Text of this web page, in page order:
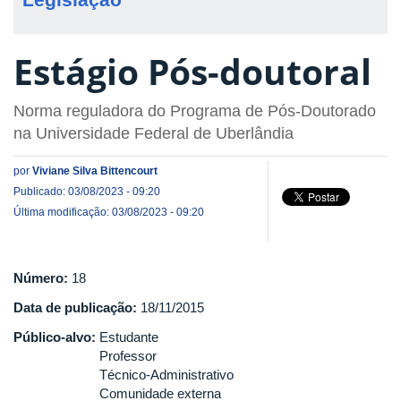
Estágio Pós-doutoral
Norma reguladora do Programa de Pós-Doutorado
na Universidade Federal de Uberlândia
por Viviane Silva Bittencourt
Publicado: 03/08/2023 - 09:20
Última modificação: 03/08/2023 - 09:20
Número: 18
Data de publicação: 18/11/2015
Público-alvo: Estudante
Professor
Técnico-Administrativo
Comunidade externa